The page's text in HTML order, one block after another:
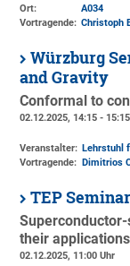
Ort:
A034
Vortragende: Christoph
Würzburg
and Gravity
Conformal to
02.12.2025, 14:15 -
Veranstalter: Lehrstuhl
Vortragende: Dimitrios
TEP
their applications
02.12.2025, 11:00 Uhr